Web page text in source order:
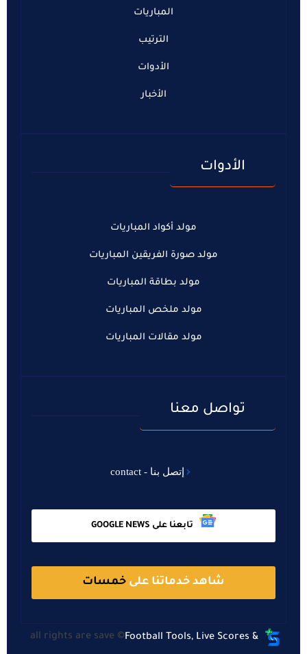
المباريات
الترتيب
الأدوات
الأخبار
الأدوات
مولد أكواد المباريات
مولد صورة الفريقين المباريات
مولد بطاقة المباريات
مولد ملخص المباريات
مولد مقالات المباريات
تواصل معنا
إتصل بنا - contact
تابعنا على GOOGLE NEWS
شاهد خدماتنا على خمسات
all rights are save ©
Football Tools, Live Scores &